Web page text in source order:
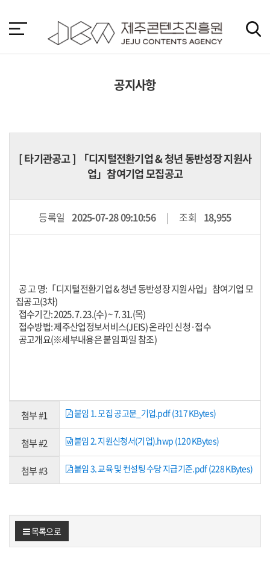
바
가
공지사항
[타기관공고] 「디지털전환기업 & 청년 동반성장 지원사
업」참여기업 모집공고
등록일 2025-07-28 09:10:56 조회 18,955
공 고 명:「디지털전환기업 & 청년 동반성장 지원사업」참여기업 모
집공고(3차)
접수기간: 2025. 7. 23.(수) ~ 7. 31.(목)
접수방법: 제주산업정보서비스(JEIS) 온라인 신청·접수
공고개요(※세부내용은 붙임 파일 참조)
첨부 #1 붙임 1. 모집 공고문_기업.pdf (317 KBytes)
첨부 #2 붙임 2. 지원신청서(기업).hwp (120 KBytes)
첨부 #3 붙임 3. 교육 및 컨설팅 수당 지급기준.pdf (228 KBytes)
목록으로